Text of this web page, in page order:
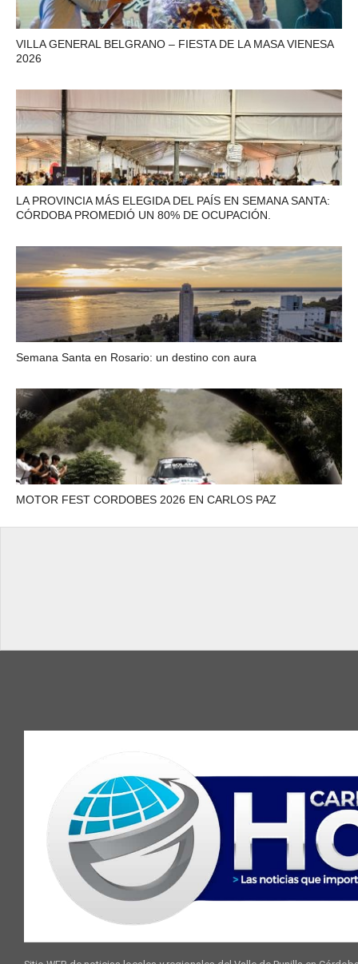
VILLA GENERAL BELGRANO – FIESTA DE LA MASA VIENESA
2026
LA PROVINCIA MÁS ELEGIDA DEL PAÍS EN SEMANA SANTA:
CÓRDOBA PROMEDIÓ UN 80% DE OCUPACIÓN.
Semana Santa en Rosario: un destino con aura
MOTOR FEST CORDOBES 2026 EN CARLOS PAZ